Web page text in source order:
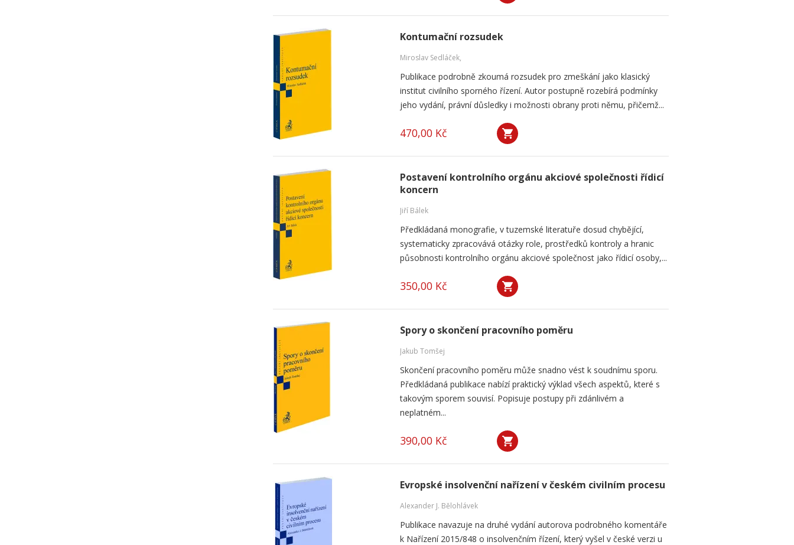
Kontumační rozsudek
Miroslav Sedláček,
Publikace podrobně zkoumá rozsudek pro zmeškání jako klasický
institut civilního sporného řízení. Autor postupně rozebírá podmínky
jeho vydání, právní důsledky i možnosti obrany proti němu, přičemž...
470,00 Kč
Postavení kontrolního orgánu akciové společnosti řídicí
koncern
Jiří Bálek
Předkládaná monografie, v tuzemské literatuře dosud chybějící,
systematicky zpracovává otázky role, prostředků kontroly a hranic
působnosti kontrolního orgánu akciové společnost jako řídicí osoby,...
350,00 Kč
Spory o skončení pracovního poměru
Jakub Tomšej
Skončení pracovního poměru může snadno vést k soudnímu sporu.
Předkládaná publikace nabízí praktický výklad všech aspektů, které s
takovým sporem souvisí. Popisuje postupy při zdánlivém a
neplatném...
390,00 Kč
Evropské insolvenční nařízení v českém civilním procesu
Alexander J. Bělohlávek
Publikace navazuje na druhé vydání autorova podrobného komentáře
k Nařízení 2015/848 o insolvenčním řízení, který vyšel v české verzi u